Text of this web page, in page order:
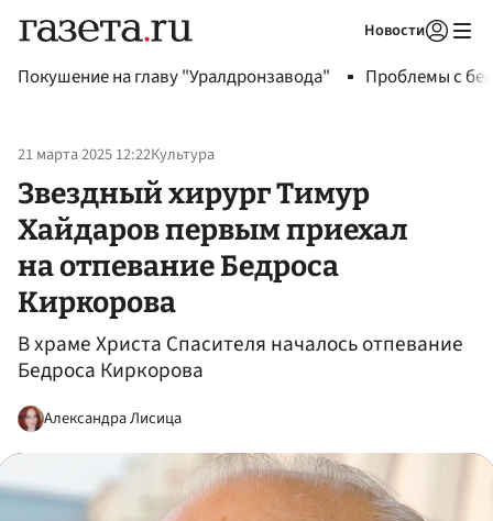
Новости
Покушение на главу "Уралдронзавода" Проблемы с
21 марта 2025 12:22Культура
Звездный хирург Тимур
Хайдаров первым приехал
на отпевание Бедроса
Киркорова
В храме Христа Спасителя началось отпевание
Бедроса Киркорова
Александра Лисица